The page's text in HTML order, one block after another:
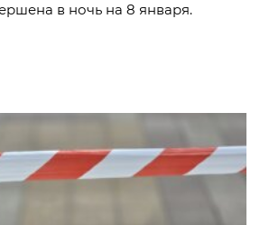
в ночь на 8 января.